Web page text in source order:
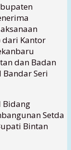
dari Kantor
dan Badan
Bandar Seri
Bidang
Setda
Bintan